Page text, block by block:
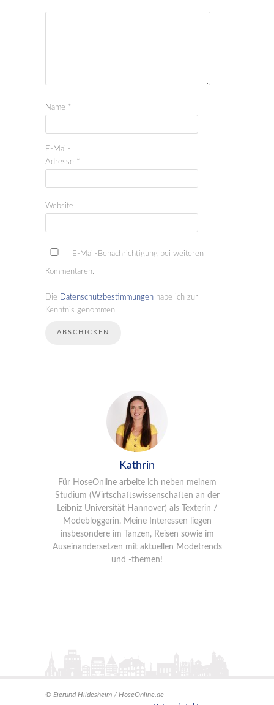
Name *
E-Mail-
Adresse *
Website
E-Mail-Benachrichtigung bei weiteren
Kommentaren.
Die Datenschutzbestimmungen habe ich zur
Kenntnis genommen.
Kathrin
Für HoseOnline arbeite ich neben meinem
Studium (Wirtschaftswissenschaften an der
Leibniz Universität Hannover) als Texterin /
Modebloggerin. Meine Interessen liegen
insbesondere im Tanzen, Reisen sowie im
Auseinandersetzen mit aktuellen Modetrends
und -themen!
© Eierund Hildesheim / HoseOnline.de